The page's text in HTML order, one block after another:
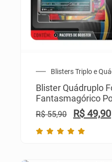
Blisters Triplo e
Blister Quádruplo
Fantasmagórico
R$55,90 R$ 49,90